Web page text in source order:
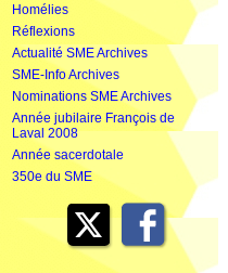
Homélies
Réflexions
Actualité SME Archives
SME-Info Archives
Nominations SME Archives
Année jubilaire François de
Laval 2008
Année sacerdotale
350e du SME